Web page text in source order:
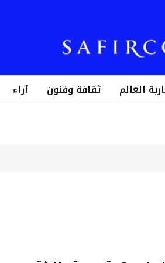
العالم ثقافة وفنون آراء